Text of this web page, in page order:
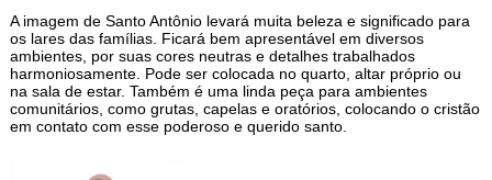
A imagem de Santo Antônio levará muita beleza e significado para
os lares das famílias. Ficará bem apresentável em diversos
ambientes, por suas cores neutras e detalhes trabalhados
harmoniosamente. Pode ser colocada no quarto, altar próprio ou
na sala de estar. Também é uma linda peça para ambientes
comunitários, como grutas, capelas e oratórios, colocando o cristão
em contato com esse poderoso e querido santo.